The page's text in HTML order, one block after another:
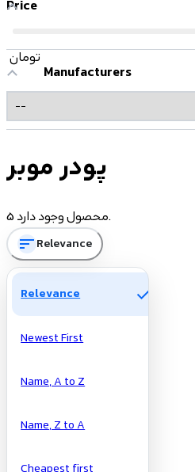
Price
تومان
Manufacturers
پودر موبر
5 محصول وجود دارد.
sortRelevance
Relevance check
Newest First
Name, A to Z
Name, Z to A